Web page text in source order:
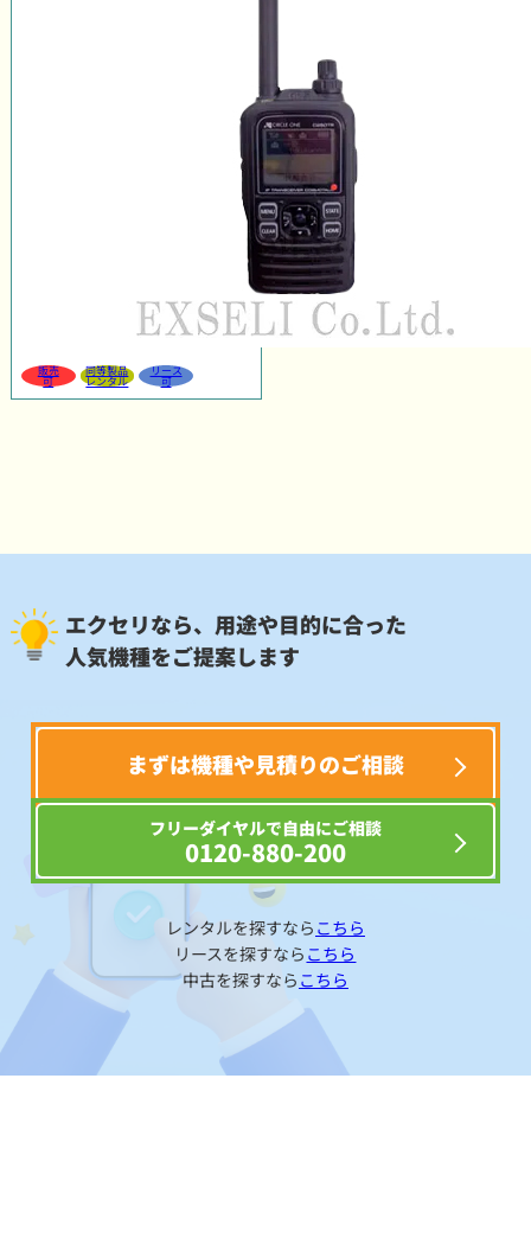
販売
可
同等製品
レンタル
リース
可
エクセリなら、用途や目的に合った
人気機種をご提案します
まずは機種や見積りのご相談
フリーダイヤルで自由にご相談
0120-880-200
レンタルを探すなら こちら
リースを探すなら こちら
中古を探すなら こちら